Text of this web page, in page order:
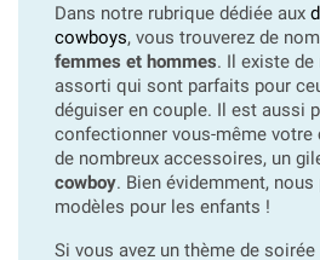
Dans notre rubrique dédiée aux
cowboys, vous trouverez de
femmes et hommes. Il existe de
assorti qui sont parfaits pour
déguiser en couple. Il est aussi
confectionner vous-même
de nombreux accessoires, un
cowboy. Bien évidemment,
modèles pour les enfants !
Si vous avez un thème de